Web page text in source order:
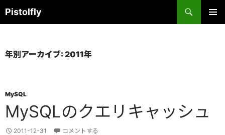
ン
ツ
キ
Pistolfly
索
年別アーカイブ: 2011年
MySQL
MySQLのクエリキャッシュ
2011-12-31 コメントする